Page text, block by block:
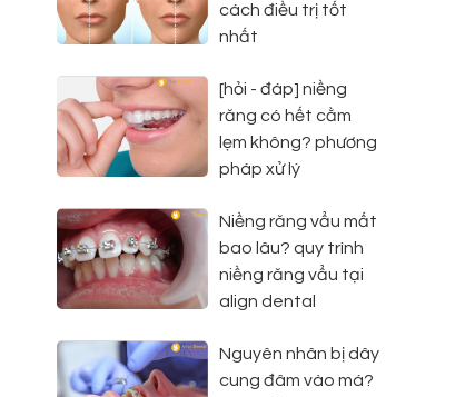
cách điều trị tốt
nhất
[hỏi - đáp] niềng
răng có hết cằm
lẹm không? phương
pháp xử lý
Niềng răng vẩu mất
bao lâu? quy trình
niềng răng vẩu tại
align dental
Nguyên nhân bị dây
cung đâm vào má?